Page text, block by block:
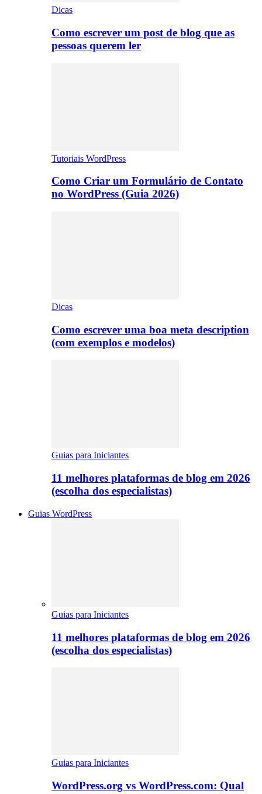
Dicas
Como escrever um post de blog que as
pessoas querem ler
Tutoriais WordPress
Como Criar um Formulário de Contato
no WordPress (Guia 2026)
Dicas
Como escrever uma boa meta description
(com exemplos e modelos)
Guias para Iniciantes
11 melhores plataformas de blog em 2026
(escolha dos especialistas)
Guias WordPress
Guias para Iniciantes
11 melhores plataformas de blog em 2026
(escolha dos especialistas)
Guias para Iniciantes
WordPress.org vs WordPress.com: Qual